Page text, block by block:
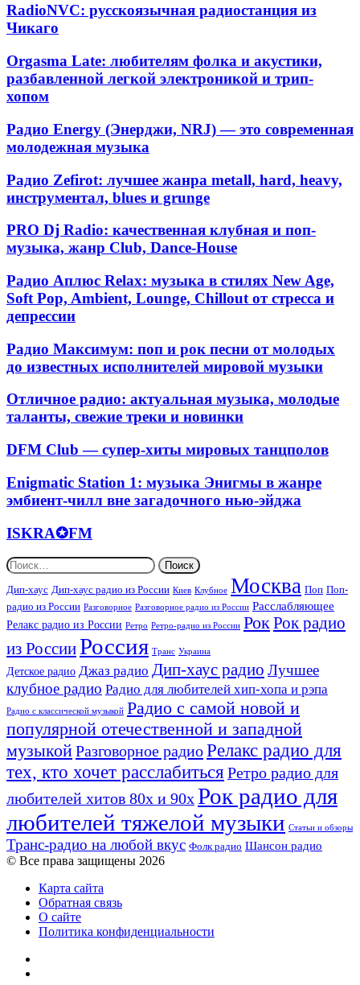
музыки
RadioNVC:
русскоязычная
радиостанция
Чикаго
RadioNVC: русскоязычная радиостанция из
Чикаго
Orgasma
Late:
любителям
фолка
акустики,
разбавленной
электроникой
и
трип-
Orgasma Late: любителям фолка и акустики,
разбавленной легкой электроникой и трип-
хопом
Радио
Energy
(Энерджи,
—
это
молодежная
музыка
Радио Energy (Энерджи, NRJ) — это современная
молодежная музыка
Радио
Zefirot:
лучшее
metall,
hard,
инструментал,
blues
и
grunge
Радио Zefirot: лучшее жанра metall, hard, heavy,
инструментал, blues и grunge
PRO
Radio:
клубная
и
поп-
музыка,
жанр
Club,
Dance-
PRO Dj Radio: качественная клубная и поп-
музыка, жанр Club, Dance-House
Радио
Аплюс
Relax:
музыка
стилях
New
Soft
Pop,
Ambient,
Chillout
стресса
и
депрессии
Радио Аплюс Relax: музыка в стилях New Age,
Soft Pop, Ambient, Lounge, Chillout от стресса и
депрессии
Радио
Максимум:
поп
рок
песни
молодых
известных
исполнителей
мировой
Радио Максимум: поп и рок песни от молодых
до известных исполнителей мировой музыки
Отличное
радио:
актуальная
молодые
свежие
треки
новинки
Отличное радио: актуальная музыка, молодые
таланты, свежие треки и новинки
DFM
—
супер-
хиты
танцполов
DFM Club — супер-хиты мировых танцполов
Enigmatic
Station
1:
Энигмы
жанре
чилл
вне
загадочного
эйджа
Enigmatic Station 1: музыка Энигмы в жанре
эмбиент-чилл вне загадочного нью-эйджа
ISKRA✪FM
ISKRA✪FM
Найти:
Дип-хаус Дип-хаус радио из России Киев Клубное Москва Поп Поп-
радио из России Разговорное Разговорное радио из России Расслабляющее
Релакс радио из России Ретро Ретро-радио из России РокРок радио
из РоссииРоссия Транс Украина
Детское радио Джаз радио Дип-хаус радио Лучшее
клубное радио Радио для любителей хип-хопа и рэпа
Радио с классической музыкой Радио с самой новой и
популярной отечественной и западной
музыкойРазговорное радиоРелакс радио для
тех, кто хочет расслабиться Ретро радио для
любителей хитов 80х и 90хРок радио для
любителей тяжелой музыки Статьи и обзоры
Транс-радио на любой вкус Фолк радио Шансон радио
© Все права защищены 2026
Карта сайта
Обратная связь
О сайте
Политика конфиденциальности